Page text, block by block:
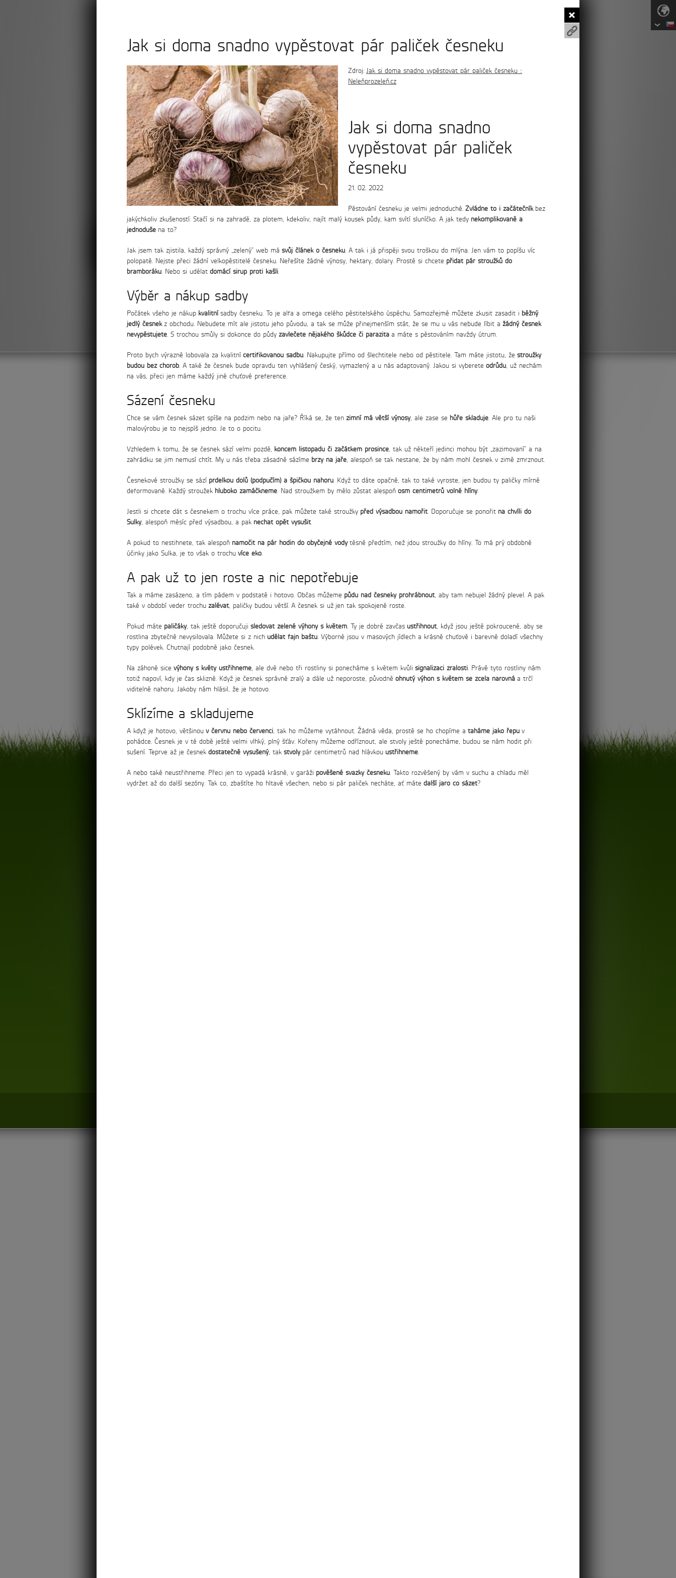
články
Vyzkoušejte Allivictus již za 369 Kč
včetně balného a poštovného (měsíční kúra)
více info >
Jak si doma snadno vypěstovat pár paliček česneku
Zdroj: Jak si doma snadno vypěstovat pár paliček česneku ::
Neleňprozeleň.cz
Jak si doma snadno
vypěstovat pár paliček
česneku
21. 02. 2022
Pěstování česneku je velmi jednoduché. Zvládne to i začátečníkbez
jakýchkoliv zkušeností. Stačí si na zahradě, za plotem, kdekoliv, najít malý kousek půdy, kam svítí sluníčko. A jak tedy nekomplikovaně a
jednoduše na to?
Jak jsem tak zjistila, každý správný „zelený“ web má svůj článek o česneku. A tak i já přispěji svou troškou do mlýna. Jen vám to popíšu víc
polopatě. Nejste přeci žádní velkopěstitelé česneku. Neřešíte žádné výnosy, hektary, dolary. Prostě si chcete přidat pár stroužků do
bramboráku. Nebo si udělat domácí sirup proti kašli.
Výběr a nákup sadby
Počátek všeho je nákup kvalitnísadby česneku. To je alfa a omega celého pěstitelského úspěchu. Samozřejmě můžete zkusit zasadit i běžný
jedlý česnekz obchodu. Nebudete mít ale jistotu jeho původu, a tak se může přinejmenším stát, že se mu u vás nebude líbit a žádný česnek
nevypěstujete. S trochou smůly si dokonce do půdy zavlečete nějakého škůdce či parazita a máte s pěstováním navždy útrum.
Proto bych výrazně lobovala za kvalitní certifikovanou sadbu. Nakupujte přímo od šlechtitele nebo od pěstitele. Tam máte jistotu, že stroužky
budou bez chorob. A také že česnek bude opravdu ten vyhlášený český, vymazlený a u nás adaptovaný. Jakou si vyberete odrůdu, už nechám
na vás, přeci jen máme každý jiné chuťové preference.
Sázení česneku
Chce se vám česnek sázet spíše na podzim nebo na jaře? Říká se, že ten zimní má větší výnosy, ale zase se hůře skladuje. Ale pro tu naši
malovýrobu je to nejspíš jedno. Je to o pocitu.
Vzhledem k tomu, že se česnek sází velmi pozdě, koncem listopadu či začátkem prosince, tak už někteří jedinci mohou být „zazimovaní“ a na
zahrádku se jim nemusí chtít. My u nás třeba zásadně sázíme brzy na jaře, alespoň se tak nestane, že by nám mohl česnek v zimě zmrznout.
Česnekové stroužky se sází prdelkou dolů (podpučím) a špičkou nahoru. Když to dáte opačně, tak to také vyroste, jen budou ty paličky mírně
deformované. Každý stroužek hluboko zamáčkneme. Nad stroužkem by mělo zůstat alespoň osm centimetrů volné hlíny.
Jestli si chcete dát s česnekem o trochu více práce, pak můžete také stroužky před výsadbou namořit. Doporučuje se ponořit na chvíli do
Sulky, alespoň měsíc před výsadbou, a pak nechat opět vysušit.
A pokud to nestihnete, tak alespoň namočit na pár hodin do obyčejné vodytěsně předtím, než jdou stroužky do hlíny. To má prý obdobné
účinky jako Sulka, je to však o trochu více eko.
A pak už to jen roste a nic nepotřebuje
Tak a máme zasázeno, a tím pádem v podstatě i hotovo. Občas můžeme půdu nad česneky prohrábnout, aby tam nebujel žádný plevel. A pak
také v období veder trochu zalévat, paličky budou větší. A česnek si už jen tak spokojeně roste.
Pokud máte paličáky, tak ještě doporučuji sledovat zelené výhony s květem. Ty je dobré zavčas ustřihnout, když jsou ještě pokroucené, aby se
rostlina zbytečně nevysilovala. Můžete si z nich udělat fajn baštu. Výborné jsou v masových jídlech a krásně chuťově i barevně doladí všechny
typy polévek. Chutnají podobně jako česnek.
Na záhoně sice výhony s květy ustřihneme, ale dvě nebo tři rostliny si ponecháme s květem kvůli signalizaci zralosti. Právě tyto rostliny nám
totiž napoví, kdy je čas sklizně. Když je česnek správně zralý a dále už neporoste, původně ohnutý výhon s květem se zcela narovná a trčí
viditelně nahoru. Jakoby nám hlásil, že je hotovo.
Sklízíme a skladujeme
A když je hotovo, většinou v červnu nebo červenci, tak ho můžeme vytáhnout. Žádná věda, prostě se ho chopíme a taháme jako řepu v
pohádce. Česnek je v té době ještě velmi vlhký, plný šťáv. Kořeny můžeme odříznout, ale stvoly ještě ponecháme, budou se nám hodit při
sušení. Teprve až je česnek dostatečně vysušený, tak stvolypár centimetrů nad hlávkou ustřihneme.
A nebo také neustřihneme. Přeci jen to vypadá krásně, v garáži pověšené svazky česneku. Takto rozvěšený by vám v suchu a chladu měl
vydržet až do další sezóny. Tak co, zbaštíte ho hltavě všechen, nebo si pár paliček necháte, ať máte další jaro co sázet?